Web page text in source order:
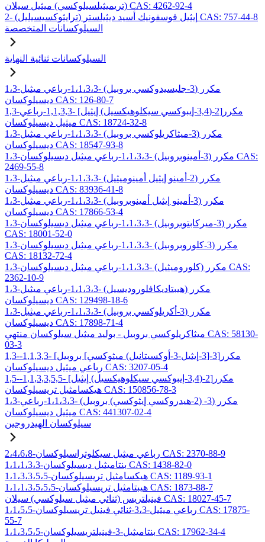
(تريميثيلسيلوكسي) ميثيل سيلان CAS: 4262-92-4
2- (ترايثوكسيسيليل) إيثيل فوسفونيك أسيد ديثيلستر CAS: 757-44-8
السيلوكسانات المتخصصة
السيلوكسانات ثنائية النهاية
1،3-مكرر (3-جليسيدوكسي بروبيل) -1،1،3،3-رباعي ميثيل
ديسيلوكسان CAS: 126-80-7
1,3-مكرر[2-(3,4-إيبوكسي سيكلوهيكسيل) إيثيل] -1,1,3,3-رباعي
ميثيل ديسيلوكسان CAS: 18724-32-8
1،3-مكرر (3-ميثاكريلوكسي بروبيل) -1،1،3،3-رباعي ميثيل
ديسيلوكسان CAS: 18547-93-8
1،3-مكرر (3-أمينوبروبيل) -1،1،3،3-رباعي ميثيل ديسيلوكسان CAS:
2469-55-8
1،3-مكرر (2-أمينو إيثيل أمينوميثيل) -1،1،3،3-رباعي ميثيل
ديسيلوكسان CAS: 83936-41-8
1،3-مكرر (3-أمينو إيثيل أمينوبروبيل) -1،1،3،3-رباعي ميثيل
ديسيلوكسان CAS: 17866-53-4
1،3-مكرر (3-ميركابتوبروبيل) -1،1،3،3-رباعي ميثيل ديسيلوكسان
CAS: 18001-52-0
1،3-مكرر (3-كلوروبروبيل) -1،1،3،3-رباعي ميثيل ديسيلوكسان
CAS: 18132-72-4
1،3-مكرر (كلوروميثيل) -1،1،3،3-رباعي ميثيل ديسيلوكسان CAS:
2362-10-9
1،3-مكرر (هيبتاديكافلوروديسيل) -1،1،3،3-رباعي ميثيل
ديسيلوكسان CAS: 129498-18-6
1،3-مكرر (3-أكريلوكسي بروبيل) -1،1،3،3-رباعي ميثيل
ديسيلوكسان CAS: 17898-71-4
ميثاكريلوكسي بروبيل - بوليد ميثيل سيلوكسان منتهي CAS: 58130-
03-3
1,3-مكرر[3-[3-إيثيل-3-أوكسيتانيل) ميثوكسي] بروبيل] -1,1,3,3-
رباعي ميثيل ديسيلوكسان CAS: 3207-05-4
1,5-مكرر[2-(3,4-إيبوكسي سيكلوهيكسيل) إيثيل] -1,1,3,3,5,5-
هيكسامثيل تريسيلوكسان CAS: 150856-78-3
1،3-مكرر (3- (2-هيدروكسي إيثوكسي) بروبيل) -1،1،3،3-رباعي
ميثيل ديسيلوكسان CAS: 441307-02-4
سيلوكسان الهيدروجين
2،4،6،8-رباعي ميثيل سيكلوتراسيلوكسان CAS: 2370-88-9
1،1،1،3،3-بنتاميثيل ديسيلوكسان CAS: 1438-82-0
1،1،3،3،5،5-هيكسامثيل تريسيلوكسان CAS: 1189-93-1
1،1،1،3،5،5،5-هيبتامثيل تريسيلوكسان CAS: 1873-88-7
فينيلتريس (ثنائي ميثيل سيلوكسي) سيلان CAS: 18027-45-7
1،1،5،5-رباعي ميثيل-3،3-ثنائي فينيل تريسيلوكسان CAS: 17875-
55-7
1،1،3،5،5-بنتاميثيل-3-فينيلتريسيلوكسان CAS: 17962-34-4